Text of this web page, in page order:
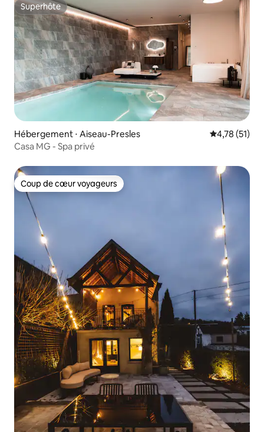
Superhôte
Superhôte
Hébergement ⋅ Aiseau-Presles Évaluation
4,78 (51)
Casa MG - Spa privé
Coup de cœur voyageurs
Coup de cœur voyageurs